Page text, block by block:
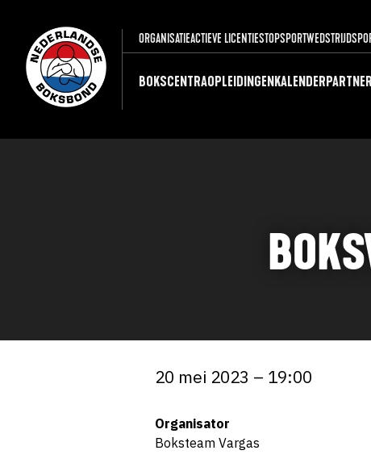
ORGANISATIEACTIEVE LICENTIESTOPSPORT
BOKSCENTRAOPLEIDINGENKALENDER
20 mei 2023 – 19:00
Organisator
Boksteam Vargas